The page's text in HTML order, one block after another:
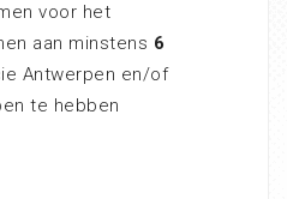
voor het
aan minstens 6
Antwerpen en/of
te hebben